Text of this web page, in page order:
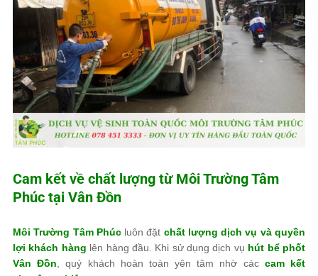
Cam kết về chất lượng từ Môi Trường Tâm
Phúc tại Vân Đồn
Môi Trường Tâm Phúcluôn đặt chất lượng dịch vụ và quyền
lợi khách hàng lên hàng đầu. Khi sử dụng dịch vụ hút bể phốt
Vân Đồn , quý khách hoàn toàn yên tâm nhờ các cam kết